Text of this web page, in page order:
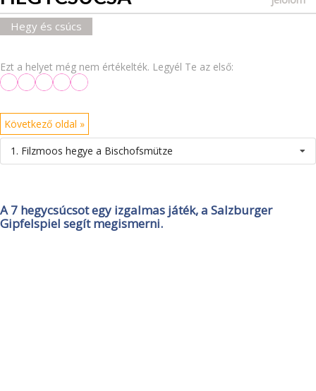
Hegy és csúcs
Ezt a helyet még nem értékelték. Legyél Te az első:
Következő oldal »
1. Filzmoos hegye a Bischofsmütze
A 7 hegycsúcsot egy izgalmas játék, a Salzburger
Gipfelspiel segít megismerni.